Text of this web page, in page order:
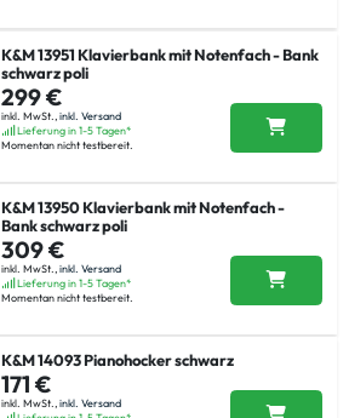
K&M 13951 Klavierbank mit Notenfach - Bank
schwarz poli
299 €
inkl. MwSt., inkl. Versand
Lieferung in 1-5 Tagen*
Momentan nicht testbereit.
K&M 13950 Klavierbank mit Notenfach -
Bank schwarz poli
309 €
inkl. MwSt., inkl. Versand
Lieferung in 1-5 Tagen*
Momentan nicht testbereit.
K&M 14093 Pianohocker schwarz
171 €
inkl. MwSt.,inkl. Versand